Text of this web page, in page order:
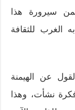
سيرورة هذا
الغرب للثقافة
عن الهيمنة
نشأت، وهذا